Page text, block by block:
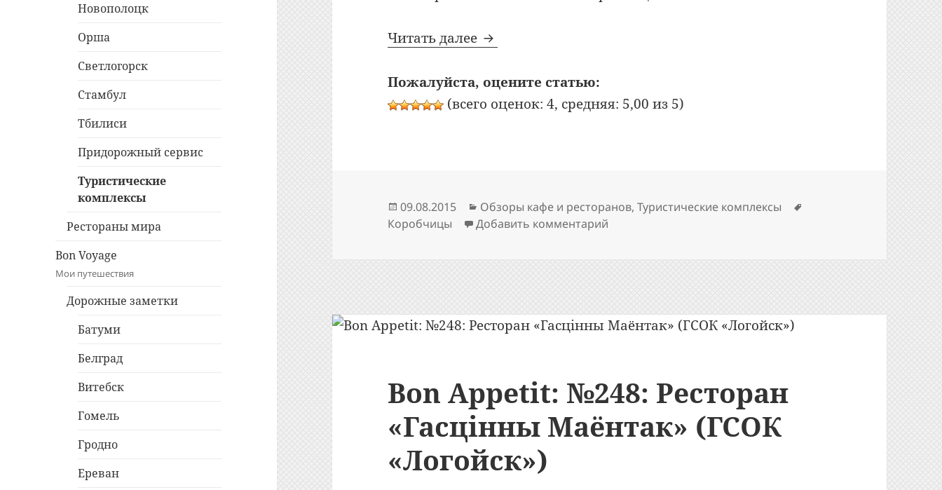
Новополоцк
Орша
Светлогорск
Стамбул
Тбилиси
Придорожный сервис
Туристические
комплексы
Рестораны мира
Bon Voyage
Мои путешествия
Дорожные заметки
Батуми
Белград
Витебск
Гомель
Гродно
Ереван
Читать далее Bon Appetit: №294: Ресторан «Замок Зеваны» (Коробчицы)
Пожалуйста, оцените статью:
(всего оценок: 4, средняя: 5,00 из 5)
Опубликовано
09.08.2015 Рубрики
Обзоры кафе и ресторанов,Туристические комплексы
Коробчицы
Добавить комментарий
Bon Appetit: №248: Ресторан
«Гасцiнны Маёнтак» (ГСОК
«Логойск»)